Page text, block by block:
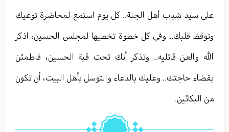
على سيد شباب أهل الجنة.. كل يوم استمع لمحاضرة توعيك
وتوقظ قلبك.. وفي كل خطوة تخطيها لمجلس الحسين، اذكر
الله والعن قاتليه.. وتذكر أنك تحت قبة الحسين، فاطمئن
بقضاء حاجتك.. وعليك بالدعاء والتوسل بأهل البيت، أن تكون
من البكائين.